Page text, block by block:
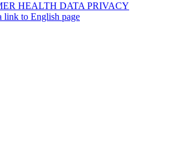
HEALTH DATA PRIVACY
link to English page